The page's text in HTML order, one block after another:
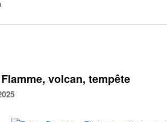
volcan, tempête